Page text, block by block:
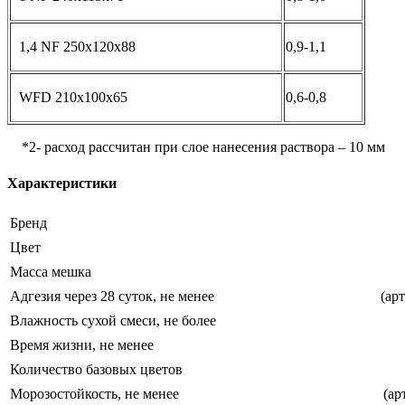
1,4 NF 250x120x88 0,9-1,1
WFD 210x100x65 0,6-0,8
*2- расход рассчитан при слое нанесения раствора – 10 мм
Характеристики
Бренд
Цвет
Масса мешка
Адгезия через 28 суток, не менее
Влажность сухой смеси, не более
Время жизни, не менее
Количество базовых цветов
Морозостойкость, не менее